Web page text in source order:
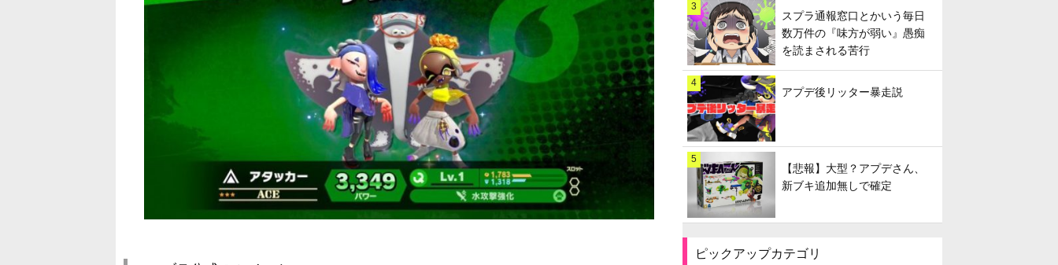
3
スプラ通報窓口とかいう毎日
数万件の『味方が弱い』愚痴
を読まされる苦行
4
アプデ後リッター暴走説
5
【悲報】大型？アプデさん、
新ブキ追加無しで確定
ピックアップカテゴリ